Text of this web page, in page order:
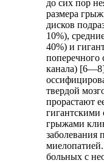
до сих пор
размера
дисков
10%),
40%) и
поперечного
канала)
твердой
прорастают
грыжами
заболевания
больных с